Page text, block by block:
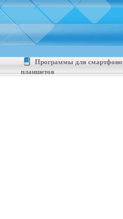
Программы для
планшетов